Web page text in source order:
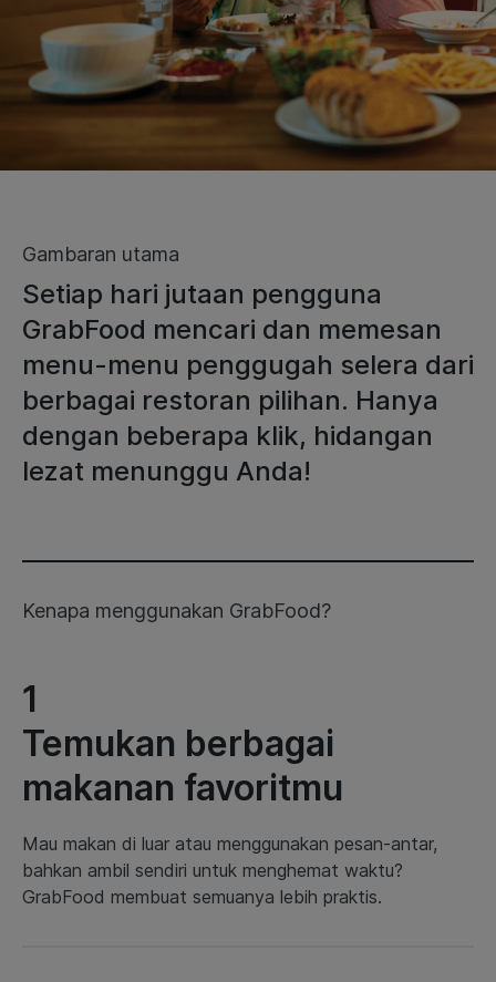
Gambaran utama
Setiap hari jutaan pengguna
GrabFood mencari dan memesan
menu-menu penggugah selera dari
berbagai restoran pilihan. Hanya
dengan beberapa klik, hidangan
lezat menunggu Anda!
Kenapa menggunakan GrabFood?
1
Temukan berbagai
makanan favoritmu
Mau makan di luar atau menggunakan pesan-antar,
bahkan ambil sendiri untuk menghemat waktu?
GrabFood membuat semuanya lebih praktis.